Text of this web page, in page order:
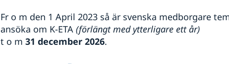
Fr o m den 1 April 2023 så är svenska medborgare
ansöka om K-ETA (förlängt med ytterligare ett år)
t o m 31 december 2026.